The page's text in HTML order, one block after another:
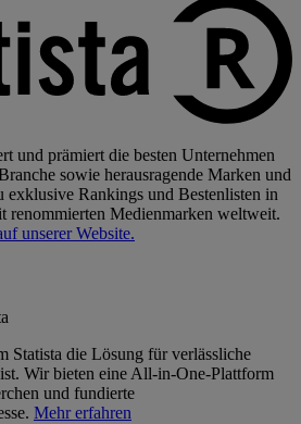
und prämiert die besten Unternehmen
sowie herausragende Marken und
exklusive Rankings und Bestenlisten in
renommierten Medienmarken weltweit.
unserer Website.
Statista die Lösung für verlässliche
Wir bieten eine All-in-One-Plattform
und fundierte
Mehr erfahren